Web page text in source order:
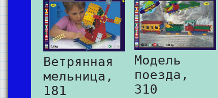
Ветрянная
мельница,
181
Модель
поезда,
310